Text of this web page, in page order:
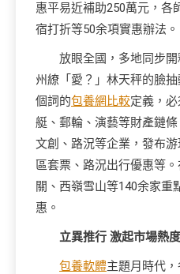
惠平易近補助250萬元，各
宿打折等50余項實惠辦法。
放眼全國，多地同步
州繚「愛？」林天秤的臉
個詞的包養網比較定義，
艇、郵輪、演藝等財產鏈
文創、路況等企業，發布
區套票、路況出行優惠等
關、西嶺雪山等140余家重
惠。
立異推行 激起市場熱度
包養軟體主題月時代